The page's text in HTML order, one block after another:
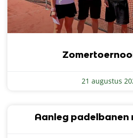
21 augustus
Aanleg padelbanen